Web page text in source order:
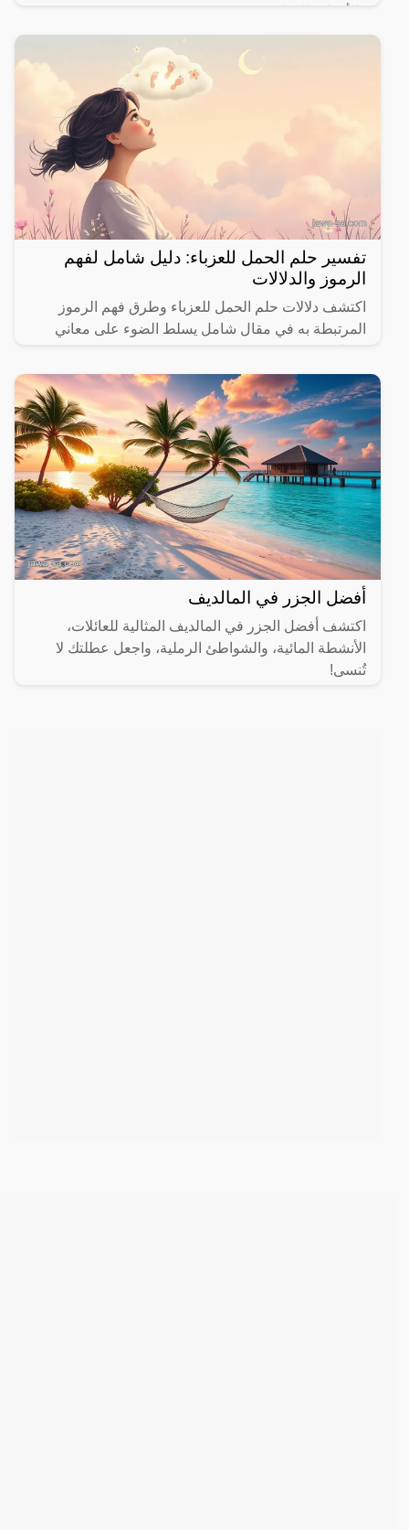
تفسير حلم الحمل للعزباء: دليل شامل لفهم
الرموز والدلالات
اكتشف دلالات حلم الحمل للعزباء وطرق فهم الرموز
المرتبطة به في مقال شامل يسلط الضوء على معاني
أفضل الجزر في المالديف
اكتشف أفضل الجزر في المالديف المثالية للعائلات،
الأنشطة المائية، والشواطئ الرملية، واجعل عطلتك لا
تُنسى!